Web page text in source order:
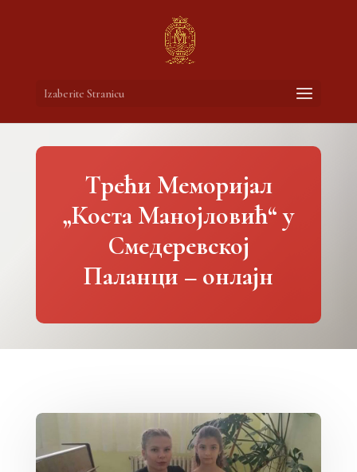
Izaberite Stranicu
Tрећи Меморијал
„Коста Манојловић“ у
Смедеревској
Паланци – онлајн